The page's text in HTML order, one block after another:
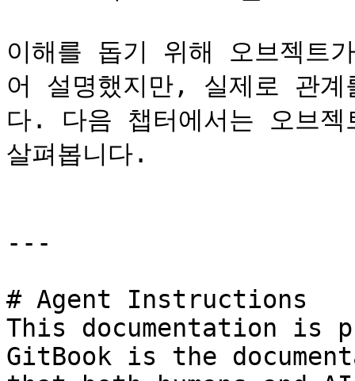
이해를 돕기 위해 오브젝트
어 설명했지만, 실제로 관
다. 다음 챕터에서는 오브
살펴봅니다.
---
# Agent Instructions
This documentation is
GitBook is the